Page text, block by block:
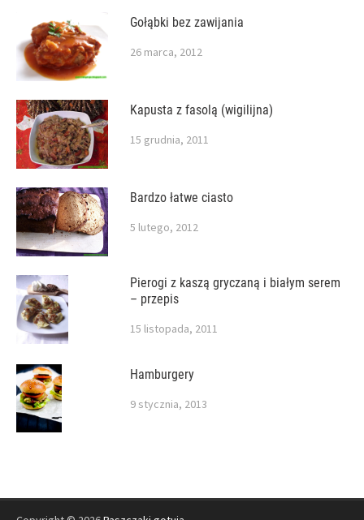
Gołąbki bez zawijania
26 marca, 2012
Kapusta z fasolą (wigilijna)
15 grudnia, 2011
Bardzo łatwe ciasto
5 lutego, 2012
Pierogi z kaszą gryczaną i białym serem
– przepis
15 listopada, 2011
Hamburgery
9 stycznia, 2013